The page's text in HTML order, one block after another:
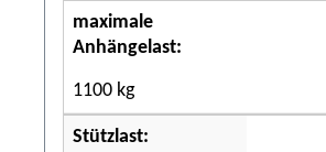
maximale
Anhängelast:
1100 kg
Stützlast: